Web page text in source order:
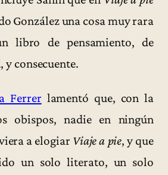
González una cosa muy rara
libro de pensamiento, de
y consecuente.
Ferrer lamentó que, con la
obispos, nadie en ningún
a elogiar Viaje a pie, y que
un solo literato, un solo